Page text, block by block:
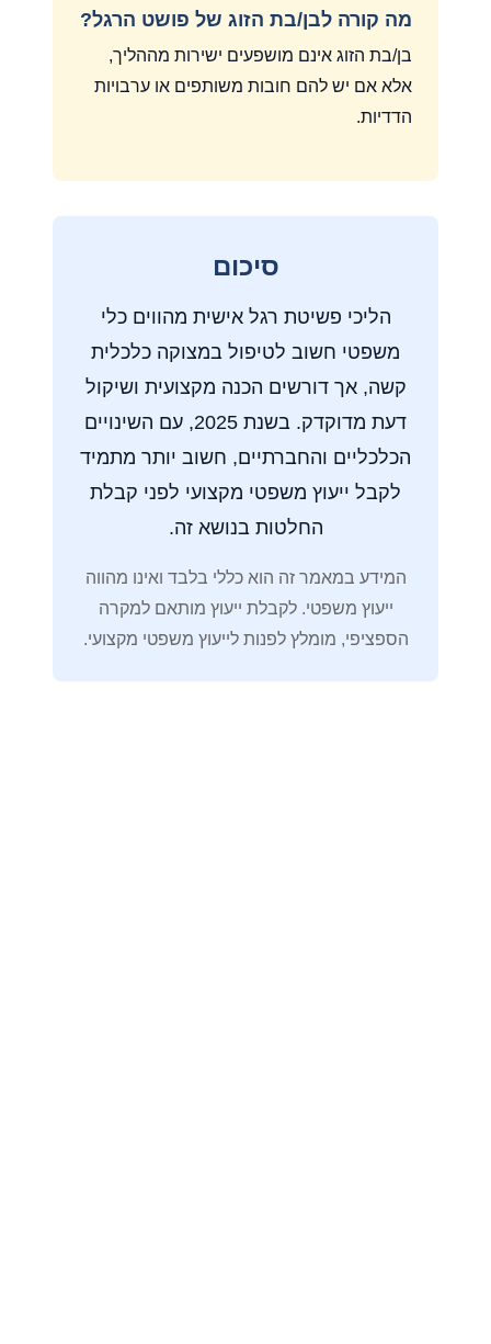
מה קורה לבן/בת הזוג של פושט הרגל?
בן/בת הזוג אינם מושפעים ישירות מההליך,
אלא אם יש להם חובות משותפים או ערבויות
הדדיות.
סיכום
הליכי פשיטת רגל אישית מהווים כלי
משפטי חשוב לטיפול במצוקה כלכלית
קשה, אך דורשים הכנה מקצועית ושיקול
דעת מדוקדק. בשנת 2025, עם השינויים
הכלכליים והחברתיים, חשוב יותר מתמיד
לקבל ייעוץ משפטי מקצועי לפני קבלת
החלטות בנושא זה.
המידע במאמר זה הוא כללי בלבד ואינו מהווה
ייעוץ משפטי. לקבלת ייעוץ מותאם למקרה
הספציפי, מומלץ לפנות לייעוץ משפטי מקצועי.